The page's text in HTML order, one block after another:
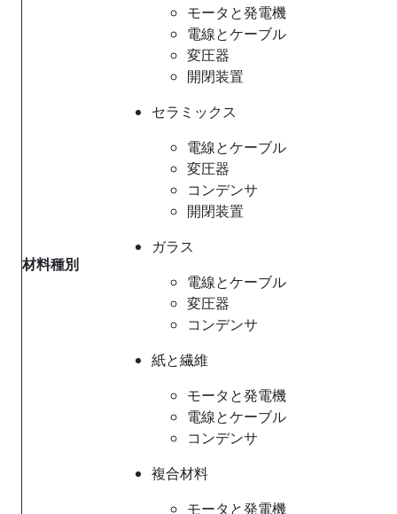
材料種別
モータと発電機
電線とケーブル
変圧器
開閉装置
セラミックス
電線とケーブル
変圧器
コンデンサ
開閉装置
ガラス
電線とケーブル
変圧器
コンデンサ
紙と繊維
モータと発電機
電線とケーブル
コンデンサ
複合材料
モータと発電機